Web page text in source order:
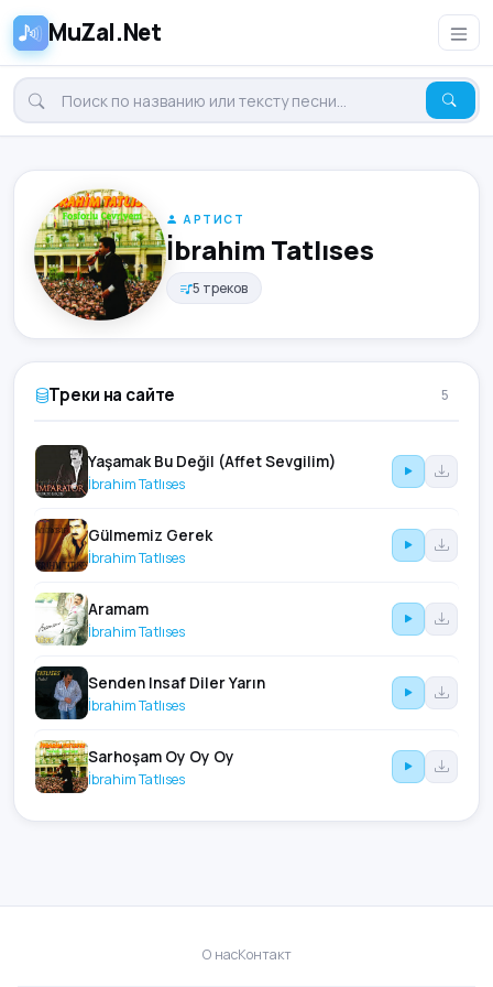
MuZal.Net
АРТИСТ
İbrahim Tatlıses
5 треков
Треки на сайте 5
Yaşamak Bu Değil (Affet Sevgilim)
İbrahim Tatlıses
Gülmemiz Gerek
İbrahim Tatlıses
Aramam
İbrahim Tatlıses
Senden Insaf Diler Yarın
İbrahim Tatlıses
Sarhoşam Oy Oy Oy
İbrahim Tatlıses
О насКонтакт